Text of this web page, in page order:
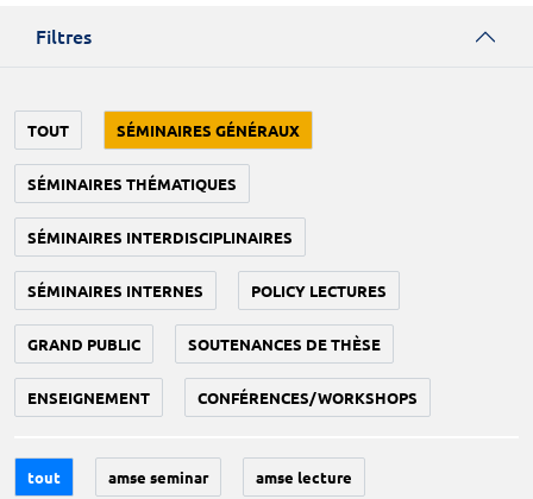
Filtres
TOUT SÉMINAIRES GÉNÉRAUX
SÉMINAIRES THÉMATIQUES
SÉMINAIRES INTERDISCIPLINAIRES
SÉMINAIRES INTERNES POLICY LECTURES
GRAND PUBLIC SOUTENANCES DE THÈSE
ENSEIGNEMENT CONFÉRENCES/WORKSHOPS
tout amse seminar amse lecture